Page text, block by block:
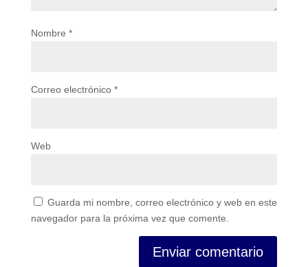
Nombre *
Correo electrónico *
Web
Guarda mi nombre, correo electrónico y web en este
navegador para la próxima vez que comente.